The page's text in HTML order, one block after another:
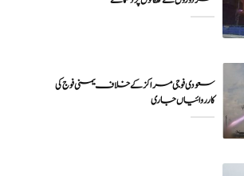
سعودی فوجی مراکز کے خلاف یمنی فوج کی